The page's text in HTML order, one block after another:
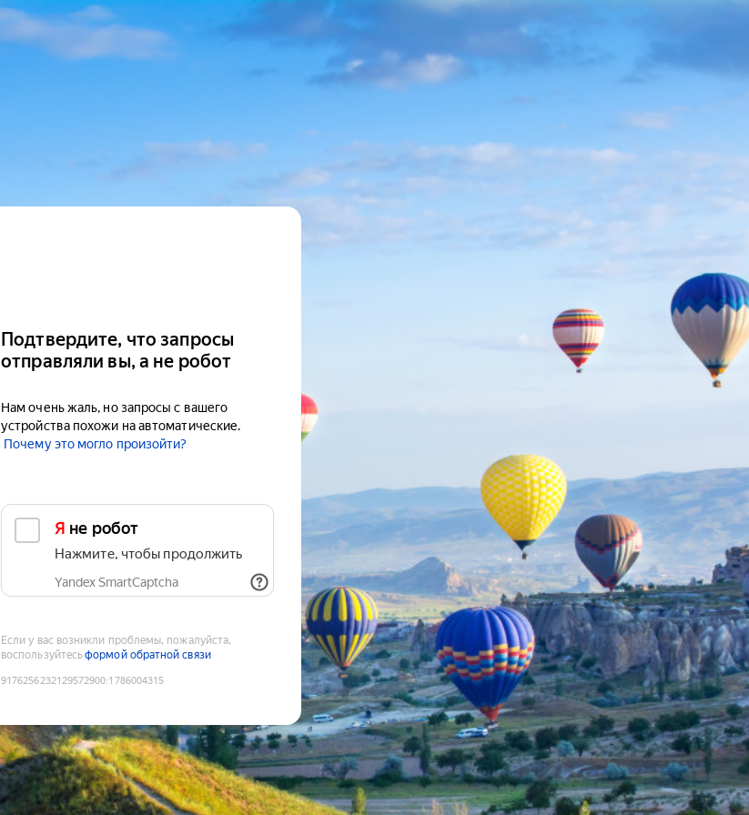
Подтвердите, что запросы
отправляли вы, а не робот
Нам очень жаль, но запросы с вашего
устройства похожи на автоматические.
Почему это могло произойти?
Я не робот
Нажмите, чтобы продолжить
Yandex SmartCaptcha
Если у вас возникли проблемы, пожалуйста,
воспользуйтесьформой обратной связи
9176256232129572900:1786004315